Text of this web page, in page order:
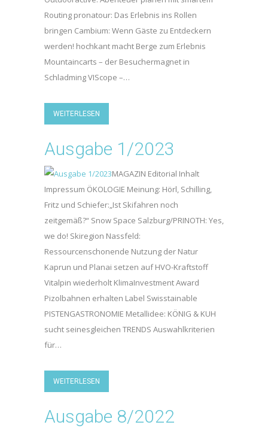
Routing pronatour: Das Erlebnis ins Rollen
bringen Cambium: Wenn Gäste zu Entdeckern
werden! hochkant macht Berge zum Erlebnis
Mountaincarts – der Besuchermagnet in
Schladming VIScope –…
WEITERLESEN
Ausgabe 1/2023
MAGAZIN Editorial Inhalt
Impressum ÖKOLOGIE Meinung: Hörl, Schilling,
Fritz und Schiefer:„Ist Skifahren noch
zeitgemäß?“ Snow Space Salzburg/PRINOTH: Yes,
we do! Skiregion Nassfeld:
Ressourcenschonende Nutzung der Natur
Kaprun und Planai setzen auf HVO-Kraftstoff
Vitalpin wiederholt KlimaInvestment Award
Pizolbahnen erhalten Label Swisstainable
PISTENGASTRONOMIE Metallidee: KÖNIG & KUH
sucht seinesgleichen TRENDS Auswahlkriterien
für…
WEITERLESEN
Ausgabe 8/2022